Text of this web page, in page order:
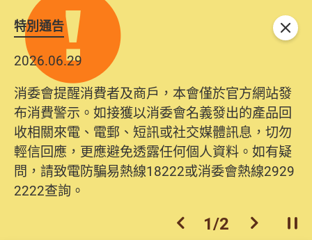
特別通告
2026.06.29
消委會提醒消費者及商戶，本會僅於官方網站發
布消費警示。如接獲以消委會名義發出的產品回
收相關來電、電郵、短訊或社交媒體訊息，切勿
輕信回應，更應避免透露任何個人資料。如有疑
問，請致電防騙易熱線18222或消委會熱線2929
2222查詢。
上一個
1/2 下一個開
關閉